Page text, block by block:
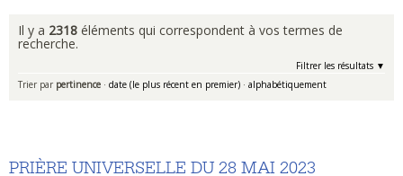
Il y a 2318 éléments qui correspondent à vos termes de
recherche.
Filtrer les résultats
Trier par pertinence · date (le plus récent en premier) · alphabétiquement
PRIÈRE UNIVERSELLE DU 28 MAI 2023